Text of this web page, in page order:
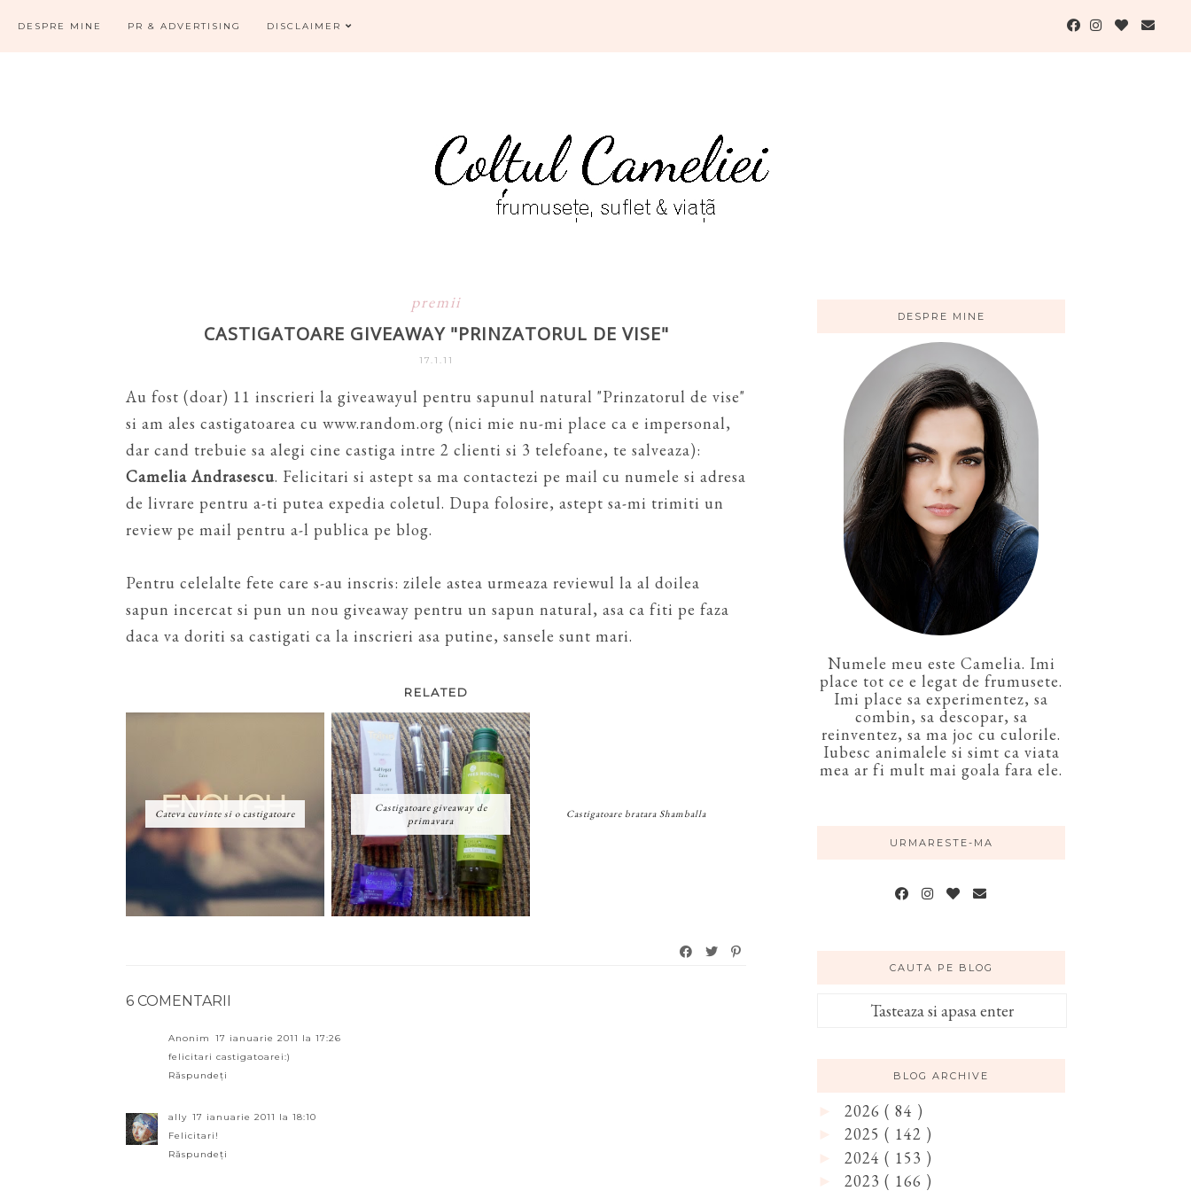
DESPRE MINE PR & ADVERTISING DISCLAIMER
premii
CASTIGATOARE GIVEAWAY "PRINZATORUL DE VISE"
17.1.11
Au fost (doar) 11 inscrieri la giveawayul pentru sapunul natural "Prinzatorul de vise"
si am ales castigatoarea cu www.random.org (nici mie nu-mi place ca e impersonal,
dar cand trebuie sa alegi cine castiga intre 2 clienti si 3 telefoane, te salveaza):
Camelia Andrasescu. Felicitari si astept sa ma contactezi pe mail cu numele si adresa
de livrare pentru a-ti putea expedia coletul. Dupa folosire, astept sa-mi trimiti un
review pe mail pentru a-l publica pe blog.
Pentru celelalte fete care s-au inscris: zilele astea urmeaza reviewul la al doilea
sapun incercat si pun un nou giveaway pentru un sapun natural, asa ca fiti pe faza
daca va doriti sa castigati ca la inscrieri asa putine, sansele sunt mari.
RELATED
Cateva cuvinte si o castigatoare
Castigatoare giveaway de
primavara
Castigatoare bratara Shamballa
6 COMENTARII
Anonim
17 ianuarie 2011 la 17:26
felicitari castigatoarei:)
Răspundeți
ally 17 ianuarie 2011 la 18:10
Felicitari!
Răspundeți
DESPRE MINE
Numele meu este Camelia. Imi
place tot ce e legat de frumusete.
Imi place sa experimentez, sa
combin, sa descopar, sa
reinventez, sa ma joc cu culorile.
Iubesc animalele si simt ca viata
mea ar fi mult mai goala fara ele.
URMARESTE-MA
CAUTA PE BLOG
BLOG ARCHIVE
2026 ( 84 )
2025 ( 142 )
2024 ( 153 )
2023 ( 166 )